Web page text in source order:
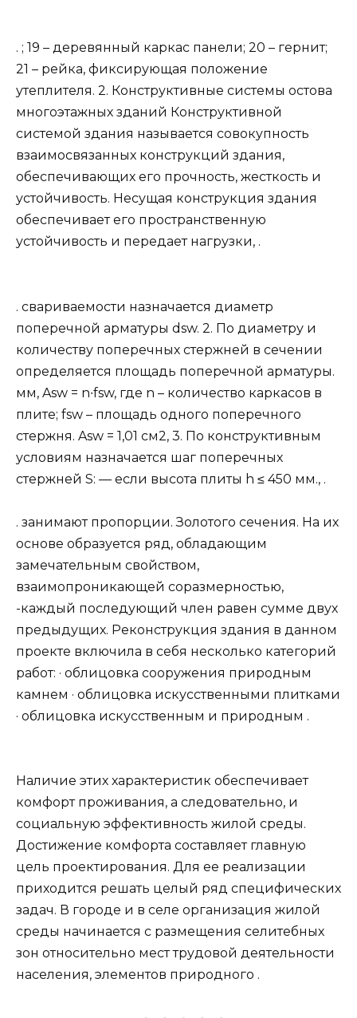
. ; 19 – деревянный каркас панели; 20 – гернит;
21 – рейка, фиксирующая положение
утеплителя. 2. Конструктивные системы остова
многоэтажных зданий Конструктивной
системой здания называется совокупность
взаимосвязанных конструкций здания,
обеспечивающих его прочность, жесткость и
устойчивость. Несущая конструкция здания
обеспечивает его пространственную
устойчивость и передает нагрузки, .
. свариваемости назначается диаметр
поперечной арматуры dsw. 2. По диаметру и
количеству поперечных стержней в сечении
определяется площадь поперечной арматуры.
мм, Asw = n∙fsw, где n – количество каркасов в
плите; fsw – площадь одного поперечного
стержня. Asw = 1,01 см2, 3. По конструктивным
условиям назначается шаг поперечных
стержней S: — если высота плиты h ≤ 450 мм., .
. занимают пропорции. Золотого сечения. На их
основе образуется ряд, обладающим
замечательным свойством,
взаимопроникающей соразмерностью,
-каждый последующий член равен сумме двух
предыдущих. Реконструкция здания в данном
проекте включила в себя несколько категорий
работ: · облицовка сооружения природным
камнем · облицовка искусственными плитками
· облицовка искусственным и природным .
Наличие этих характеристик обеспечивает
комфорт проживания, а следовательно, и
социальную эффективность жилой среды.
Достижение комфорта составляет главную
цель проектирования. Для ее реализации
приходится решать целый ряд специфических
задач. В городе и в селе организация жилой
среды начинается с размещения селитебных
зон относительно мест трудовой деятельности
населения, элементов природного .